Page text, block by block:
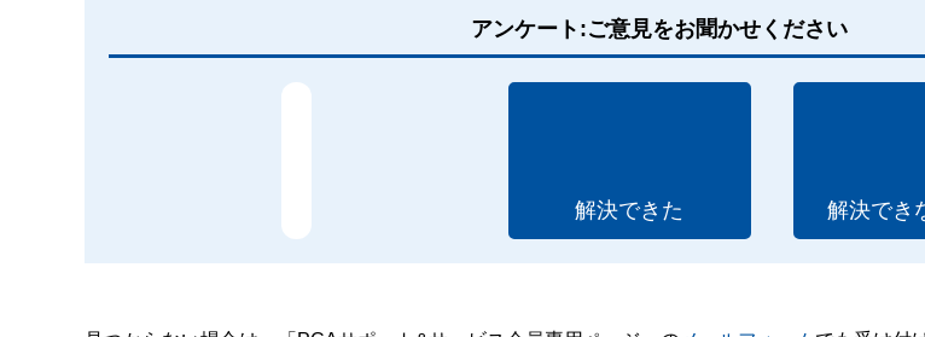
アンケート:ご意見をお聞かせください
解決できた 解決でき